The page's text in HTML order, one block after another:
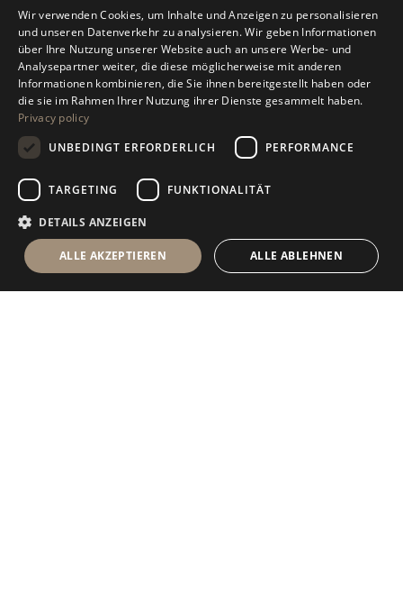
ITALIAN
ENGLISH
SPANISH
RUSSIAN
Wir verwenden Cookies, um Inhalte und Anzeigen zu personalisieren
und unseren Datenverkehr zu analysieren. Wir geben Informationen
über Ihre Nutzung unserer Website auch an unsere Werbe- und
Analysepartner weiter, die diese möglicherweise mit anderen
Informationen kombinieren, die Sie ihnen bereitgestellt haben oder
die sie im Rahmen Ihrer Nutzung ihrer Dienste gesammelt haben.
Privacy policy
UNBEDINGT ERFORDERLICH
PERFORMANCE
TARGETING FUNKTIONALITÄT
DETAILS ANZEIGEN
ALLE AKZEPTIEREN ALLE ABLEHNEN